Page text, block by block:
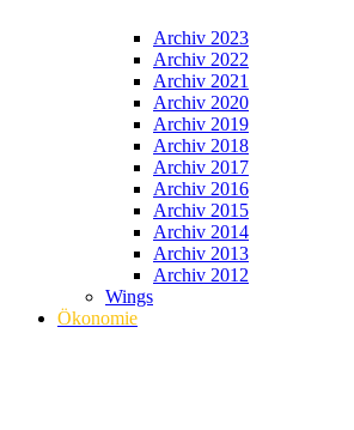
Archiv 2023
Archiv 2022
Archiv 2021
Archiv 2020
Archiv 2019
Archiv 2018
Archiv 2017
Archiv 2016
Archiv 2015
Archiv 2014
Archiv 2013
Archiv 2012
Wings
Ökonomie